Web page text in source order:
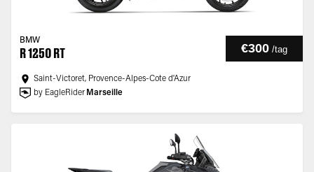
BMW
R 1250 RT €300 /tag
Saint-Victoret, Provence-Alpes-Cote d'Azur
by EagleRider Marseille